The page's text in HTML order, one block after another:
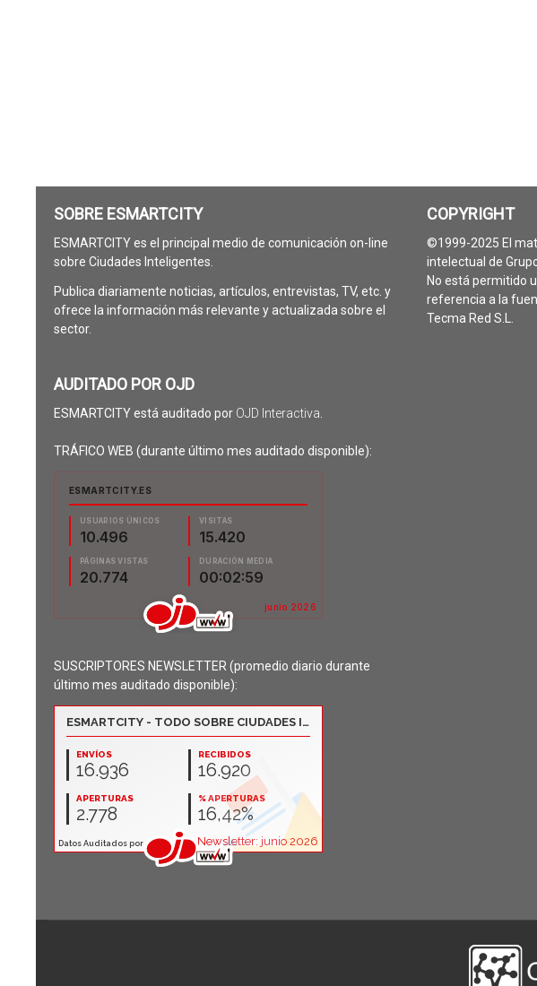
SOBRE ESMARTCITY
ESMARTCITY es el principal medio de comunicación on-line
sobre Ciudades Inteligentes.
Publica diariamente noticias, artículos, entrevistas, TV, etc. y
ofrece la información más relevante y actualizada sobre el
sector.
AUDITADO POR OJD
ESMARTCITY está auditado por OJD Interactiva
TRÁFICO WEB (durante último mes auditado disponible):
SUSCRIPTORES NEWSLETTER (promedio diario durante
último mes auditado disponible):
COPYRIGHT
©1999-2025 El
intelectual de
No está permitido
referencia a la
Tecma Red S.L.